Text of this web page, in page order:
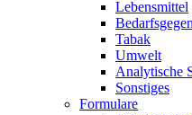
Lebensmittel
Tabak
Umwelt
Analytische
Sonstiges
Formulare